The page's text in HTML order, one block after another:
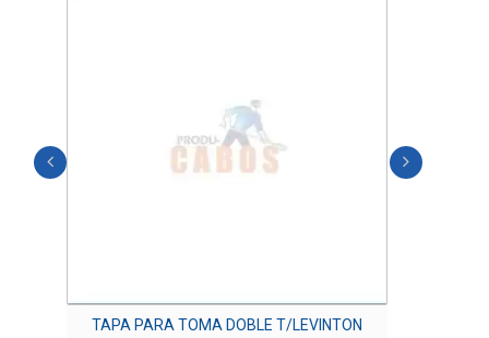
TAPA PARA TOMA DOBLE T/LEVINTON